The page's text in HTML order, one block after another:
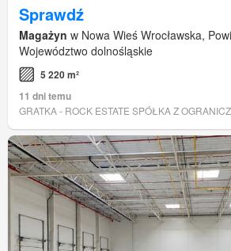
Sprawdź
Magażyn w Nowa Wieś Wrocławska,
Województwo dolnośląskie
5 220 m²
11 dni temu